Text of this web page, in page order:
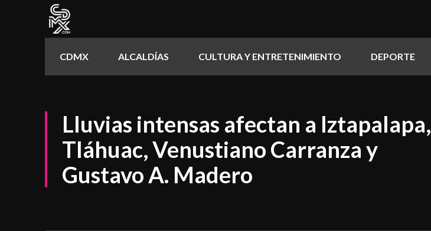
CDMX ALCALDÍAS CULTURA Y ENTRETENIMIENTO DEPORTE
Lluvias intensas afectan a Iztapalapa,
Tláhuac, Venustiano Carranza y
Gustavo A. Madero